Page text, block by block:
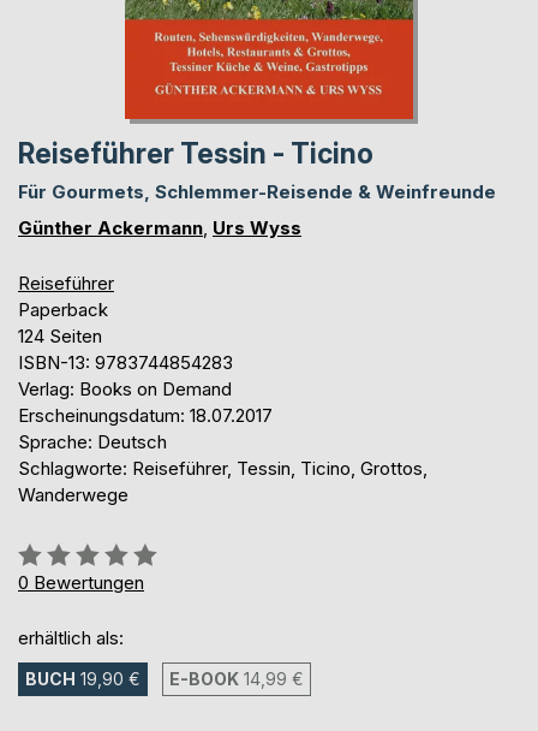
Reiseführer Tessin - Ticino
Für Gourmets, Schlemmer-Reisende & Weinfreunde
Günther Ackermann Urs Wyss
Reiseführer
Paperback
124 Seiten
ISBN-13: 9783744854283
Verlag: Books on Demand
Erscheinungsdatum: 18.07.2017
Sprache: Deutsch
Schlagworte: Reiseführer, Tessin, Ticino, Grottos,
Wanderwege
Bewertung::
0%
0 Bewertungen
erhältlich als:
BUCH 19,90 € E-BOOK 14,99 €